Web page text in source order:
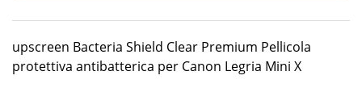
upscreen Bacteria Shield Clear Premium Pellicola
protettiva antibatterica per Canon Legria Mini X